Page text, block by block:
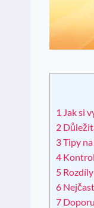
1 Jak si
2
3Tipy
4
5
6
7